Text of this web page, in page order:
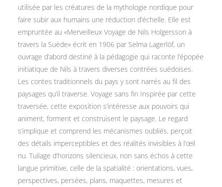
utilisée par les créatures de la mythologie nordique pour
faire subir aux humains une réduction d’échelle. Elle est
empruntée au «Merveilleux Voyage de Nils Holgersson à
travers la Suède» écrit en 1906 par Selma Lagerlöf, un
ouvrage d’abord destiné à la pédagogie qui raconte l’épopée
initiatique de Nils à travers diverses contrées suédoises.
Les contes traditionnels du pays y sont narrés au fil des
paysages qu’il traverse. Voyage sans fin Inspirée par cette
traversée, cette exposition s’intéresse aux pouvoirs qui
animent, forment et construisent le paysage. Le regard
s’implique et comprend les mécanismes oubliés, perçoit
des détails imperceptibles et des réalités invisibles à l’œil
nu. Tuilage d’horizons silencieux, non sans échos à cette
langue primitive, celle de la spatialité : orientations, vues,
perspectives, persées, plans, maquettes, mesures et